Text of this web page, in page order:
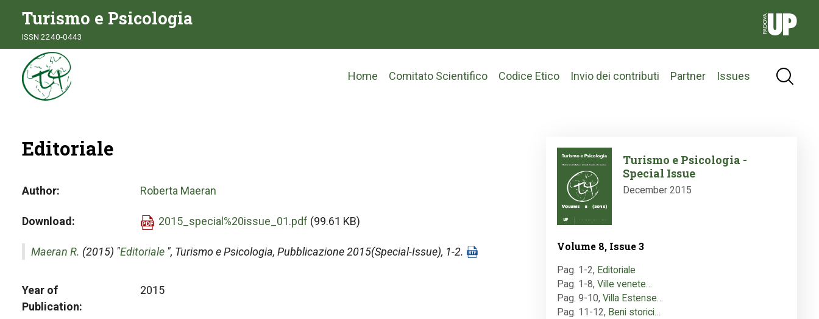
Turismo e Psicologia
ISSN 2240-0443
Main
Home Comitato Scientifico Codice Etico Invio dei contributi Partner Issues
Editoriale
Author Roberta Maeran
Download 2015_special%20issue_01.pdf (99.61 KB)
Maeran R. (2015) "Editoriale ", Turismo e Psicologia, Pubblicazione 2015(Special-Issue), 1-2.
Year of
Publication
2015
Image
Turismo e Psicologia -
Special Issue
December 2015
Volume 8, Issue 3
Pag. 1-2, Editoriale
Pag. 1-8, Ville venete…
Pag. 9-10, Villa Estense…
Pag. 11-12, Beni storici…